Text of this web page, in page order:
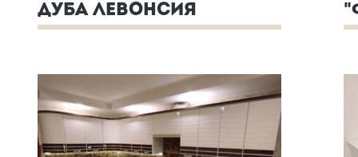
ДУБА ЛЕВОНСИЯ